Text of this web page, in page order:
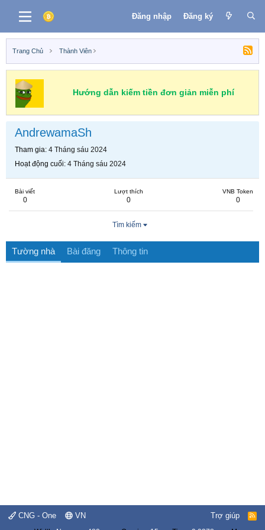
Đăng nhập Đăng ký
Trang Chủ Thành Viên
Hướng dẫn kiếm tiền đơn giản miễn phí
AndrewamaSh
Tham gia 4 Tháng sáu 2024
Hoạt động cuối 4 Tháng sáu 2024
Bài viết
0
Lượt thích
0
VNB Token
0
Tìm kiếm
Tường nhà Bài đăng Thông tin
CNG - One VN Trợ giúp
R